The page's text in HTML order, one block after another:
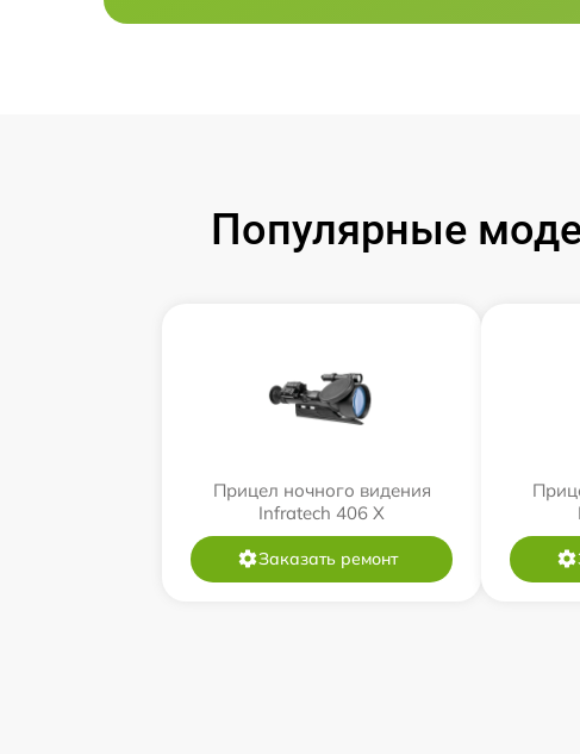
Популярные
Прицел ночного видения
Infratech 406 Х
Заказать ремонт